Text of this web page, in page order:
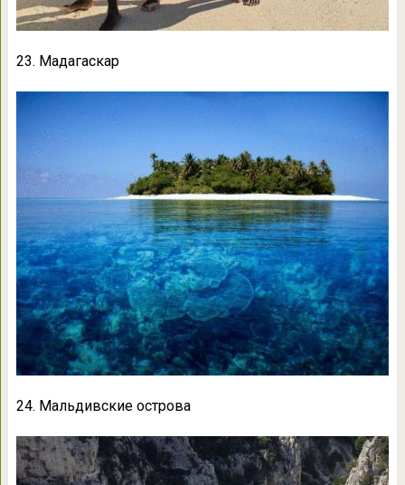
23. Мадагаскар
24. Мальдивские острова